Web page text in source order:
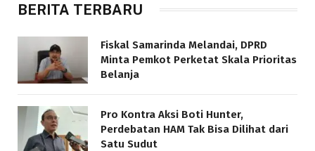
BERITA TERBARU
Fiskal Samarinda Melandai, DPRD
Minta Pemkot Perketat Skala Prioritas
Belanja
Pro Kontra Aksi Boti Hunter,
Perdebatan HAM Tak Bisa Dilihat dari
Satu Sudut